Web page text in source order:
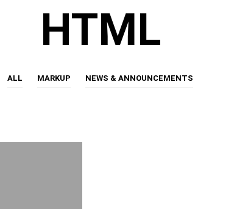
HTML
ALL MARKUP NEWS & ANNOUNCEMENTS